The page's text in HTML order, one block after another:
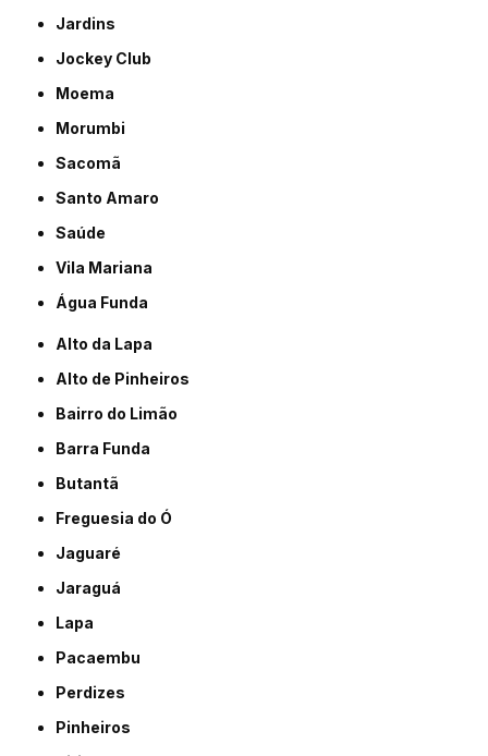
Jardins
Jockey Club
Moema
Morumbi
Sacomã
Santo Amaro
Saúde
Vila Mariana
Água Funda
Alto da Lapa
Alto de Pinheiros
Bairro do Limão
Barra Funda
Butantã
Freguesia do Ó
Jaguaré
Jaraguá
Lapa
Pacaembu
Perdizes
Pinheiros